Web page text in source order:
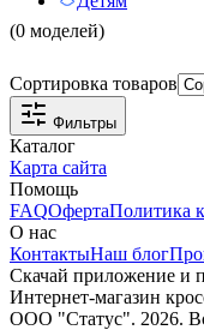
(0 моделей)
Сортировка товаров
Фильтры
Каталог
Карта сайта
Помощь
FAQОфертаПолитика
О нас
КонтактыНаш блог
Скачай приложение и
Интернет-магазин
ООО "Статус". 2026.